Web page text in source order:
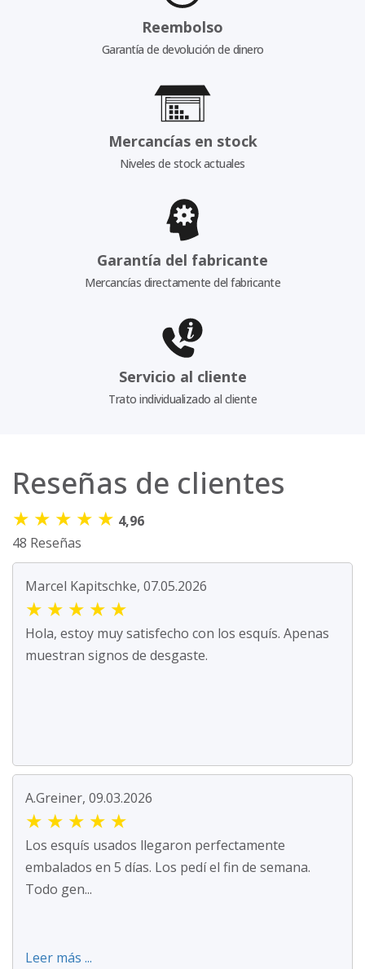
Reembolso
Garantía de devolución de dinero
Mercancías en stock
Niveles de stock actuales
Garantía del fabricante
Mercancías directamente del fabricante
Servicio al cliente
Trato individualizado al cliente
Reseñas de clientes
★ ★ ★ ★ ★ 4,96
48 Reseñas
Marcel Kapitschke, 07.05.2026
★ ★ ★ ★ ★
Hola, estoy muy satisfecho con los esquís. Apenas
muestran signos de desgaste.
A.Greiner, 09.03.2026
★ ★ ★ ★ ★
Los esquís usados llegaron perfectamente
embalados en 5 días. Los pedí el fin de semana.
Todo gen...
Leer más ...